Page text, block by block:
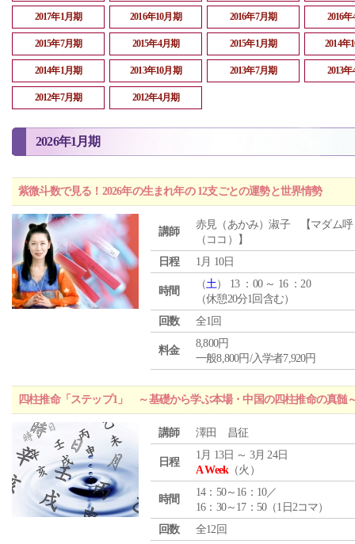
2017年1月期 2016年10月期 2016年7月期 2016
2015年7月期 2015年4月期 2015年1月期 2014年
2014年1月期 2013年10月期 2013年7月期 2013
2012年7月期 2012年4月期
2026年1月期
紫微斗数で見る！2026年の生まれ年の 12支ごとの運勢と世界情勢
講師
赤見（あかみ）淑子 【マダム呼
（ココ）】
日程
1月 10日
時間
（土） 13 ：00 ～ 16 ：20
（休憩20分1回含む）
回数
全1回
料金
8,800円
一般8,800円/入学者7,920円
四柱推命「ステップ1」 ～基礎から学ぶ本場・中国の四柱推命の真髄
講師 澤田 昌征
日程
1月 13日 ～ 3月 24日
A Week（火）
時間
14：50～16：10／
16：30～17：50（1日2コマ）
回数
全12回